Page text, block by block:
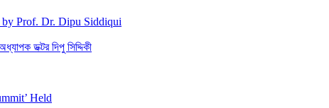
Prof. Dr. Dipu Siddiqui
ডক্টর দিপু সিদ্দিকী
Held